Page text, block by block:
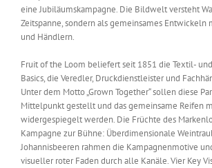
Messen & Events
Interviews
Wissen
eine Jubiläumskampagne. Die Bildwelt versteht
Zeitspanne, sondern als gemeinsames Entwickeln
und Händlern.
Fruit of the Loom beliefert seit 1851 die Textil-
Basics, die Veredler, Druckdienstleister und
Unter dem Motto „Grown Together“ sollen diese
Mittelpunkt gestellt und das gemeinsame Reifen
widergespiegelt werden. Die Früchte des
Kampagne zur Bühne: Überdimensionale
Johannisbeeren rahmen die Kampagnenmotive
visueller roter Faden durch alle Kanäle. Vier Key